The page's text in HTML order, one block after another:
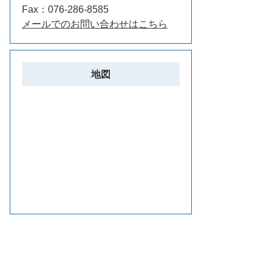
Fax：076-286-8585
メールでのお問い合わせはこちら
地図